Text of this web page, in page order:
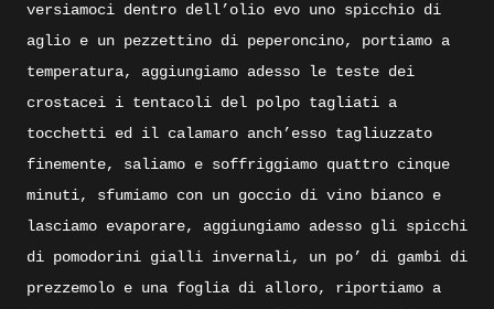
versiamoci dentro dell’olio evo uno spicchio di
aglio e un pezzettino di peperoncino, portiamo a
temperatura, aggiungiamo adesso le teste dei
crostacei i tentacoli del polpo tagliati a
tocchetti ed il calamaro anch’esso tagliuzzato
finemente, saliamo e soffriggiamo quattro cinque
minuti, sfumiamo con un goccio di vino bianco e
lasciamo evaporare, aggiungiamo adesso gli spicchi
di pomodorini gialli invernali, un po’ di gambi di
prezzemolo e una foglia di alloro, riportiamo a